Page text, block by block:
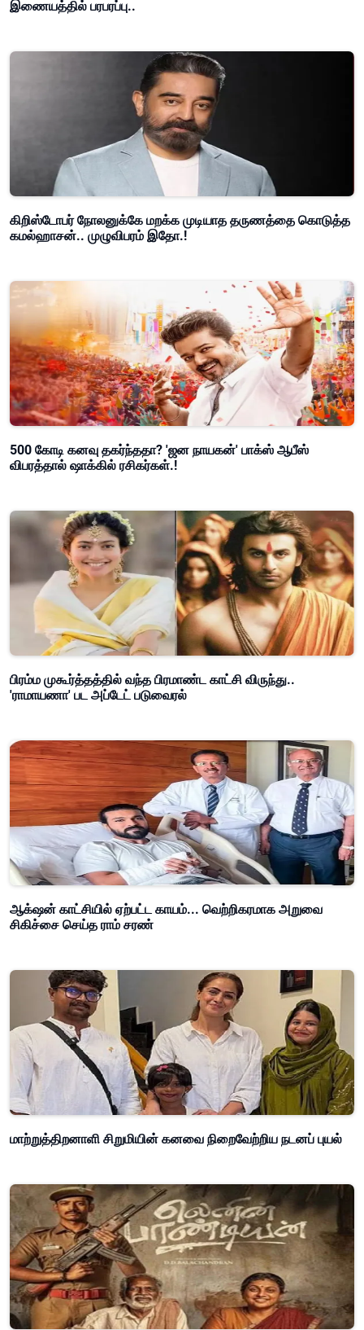
இணையத்தில் பரபரப்பு..
கிறிஸ்டோபர் நோலனுக்கே மறக்க முடியாத தருணத்தை கொடுத்த
கமல்ஹாசன்.. முழுவிபரம் இதோ.!
500 கோடி கனவு தகர்ந்ததா? 'ஜன நாயகன்' பாக்ஸ் ஆபீஸ்
விபரத்தால் ஷாக்கில் ரசிகர்கள்.!
பிரம்ம முகூர்த்தத்தில் வந்த பிரமாண்ட காட்சி விருந்து..
'ராமாயணா' பட அப்டேட் படுவைரல்
ஆக்‌ஷன் காட்சியில் ஏற்பட்ட காயம்... வெற்றிகரமாக அறுவை
சிகிச்சை செய்த ராம் சரண்
மாற்றுத்திறனாளி சிறுமியின் கனவை நிறைவேற்றிய நடனப் புயல்